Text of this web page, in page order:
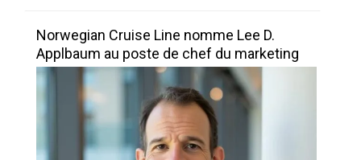
Norwegian Cruise Line nomme Lee D.
Applbaum au poste de chef du marketing